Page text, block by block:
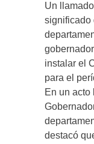
Un
significado
instalar el
para el
En un
destacó